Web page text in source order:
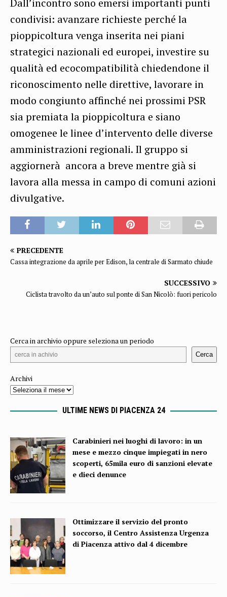
condivisi: avanzare richieste perché la
pioppicoltura venga inserita nei piani
strategici nazionali ed europei, investire su
qualità ed ecocompatibilità chiedendone il
riconoscimento nelle direttive, lavorare in
modo congiunto affinché nei prossimi PSR
sia premiata la pioppicoltura e siano
omogenee le linee d’intervento delle diverse
amministrazioni regionali. Il gruppo si
aggiornerà ancora a breve mentre già si
lavora alla messa in campo di comuni azioni
divulgative.
PRECEDENTE
Cassa integrazione da aprile per Edison, la centrale di Sarmato chiude
SUCCESSIVO
Ciclista travolto da un’auto sul ponte di San Nicolò: fuori pericolo
Cerca in archivio oppure seleziona un periodo
Cerca
Archivi
ULTIME NEWS DI PIACENZA 24
Carabinieri nei luoghi di lavoro: in un
mese e mezzo cinque impiegati in nero
scoperti, 65mila euro di sanzioni elevate
e dieci denunce
Ottimizzare il servizio del pronto
soccorso, il Centro Assistenza Urgenza
di Piacenza attivo dal 4 dicembre